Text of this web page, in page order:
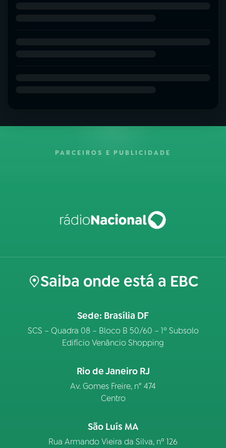
PARCEIROS E PUBLICIDADE
Saiba onde está a EBC
Sede: Brasília DF
SCS – Quadra 08 – Bloco B 50/60 – 1º Subsolo
Edifício Venâncio Shopping
Rio de Janeiro RJ
Av. Gomes Freire, n° 474
Centro
São Luís MA
Rua Armando Vieira da Silva, nº 126